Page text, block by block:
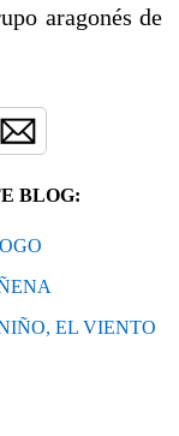
aragonés de
BLOG:
EL VIENTO